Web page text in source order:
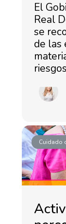
El
Real
se
de las
Cuidado